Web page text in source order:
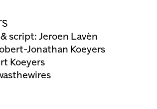
script: Jeroen Lavèn
Jonathan Koeyers
Koeyers